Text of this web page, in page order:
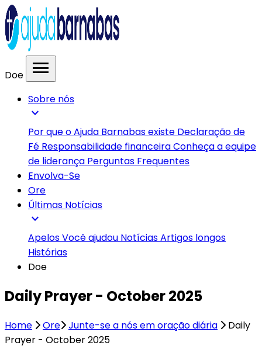
Doe menu
Sobre nós
expand_more
Por que o Ajuda Barnabas existe Declaração de
Fé Responsabilidade financeiraConheça a equipe
de liderança Perguntas Frequentes
Envolva-Se
Ore
Últimas Notícias
expand_more
ApelosVocê ajudou NotíciasArtigos longos
Histórias
Doe
Daily Prayer - October 2025
Home Ore Junte-se a nós em oração diária
Daily
Prayer - October 2025